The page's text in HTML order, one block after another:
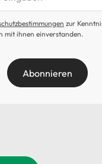
zur
mit ihnen einverstanden.
Abonnieren